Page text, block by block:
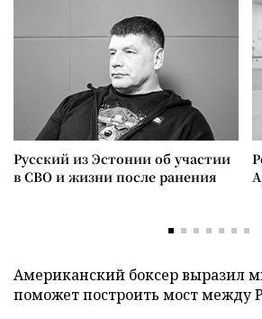
Русский из Эстонии об участии
в СВО и жизни после ранения
Американский боксер выразил
поможет построить мост между